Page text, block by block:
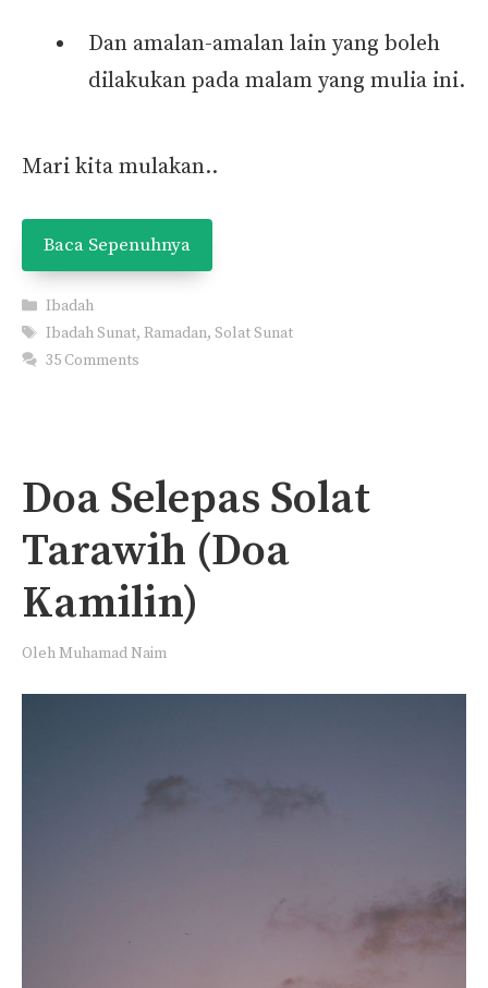
Dan amalan-amalan lain yang boleh
dilakukan pada malam yang mulia ini.
Mari kita mulakan..
Baca Sepenuhnya
Categories
Ibadah
Tags
Ibadah Sunat,Ramadan, Solat Sunat
35 Comments
Doa Selepas Solat
Tarawih (Doa
Kamilin)
OlehMuhamad Naim